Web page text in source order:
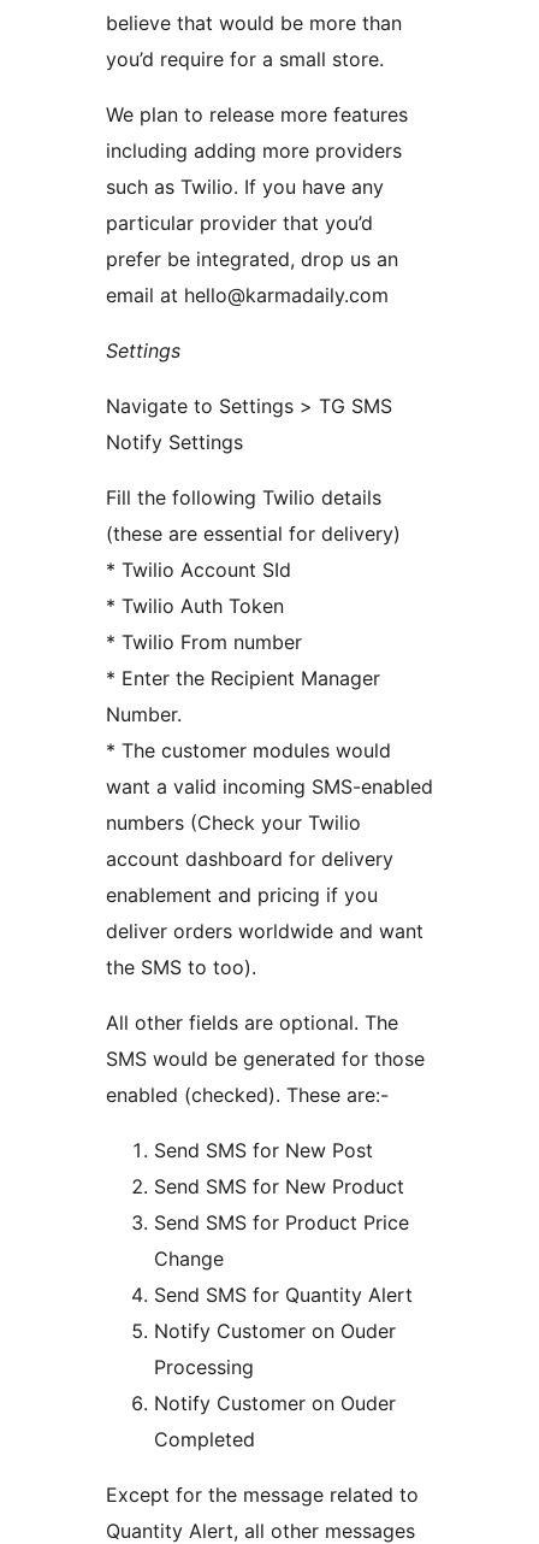
believe that would be more than
you’d require for a small store.
We plan to release more features
including adding more providers
such as Twilio. If you have any
particular provider that you’d
prefer be integrated, drop us an
email at hello@karmadaily.com
Settings
Navigate to Settings > TG SMS
Notify Settings
Fill the following Twilio details
(these are essential for delivery)
* Twilio Account SId
* Twilio Auth Token
* Twilio From number
* Enter the Recipient Manager
Number.
* The customer modules would
want a valid incoming SMS-enabled
numbers (Check your Twilio
account dashboard for delivery
enablement and pricing if you
deliver orders worldwide and want
the SMS to too).
All other fields are optional. The
SMS would be generated for those
enabled (checked). These are:-
Send SMS for New Post
Send SMS for New Product
Send SMS for Product Price
Change
Send SMS for Quantity Alert
Notify Customer on Ouder
Processing
Notify Customer on Ouder
Completed
Except for the message related to
Quantity Alert, all other messages